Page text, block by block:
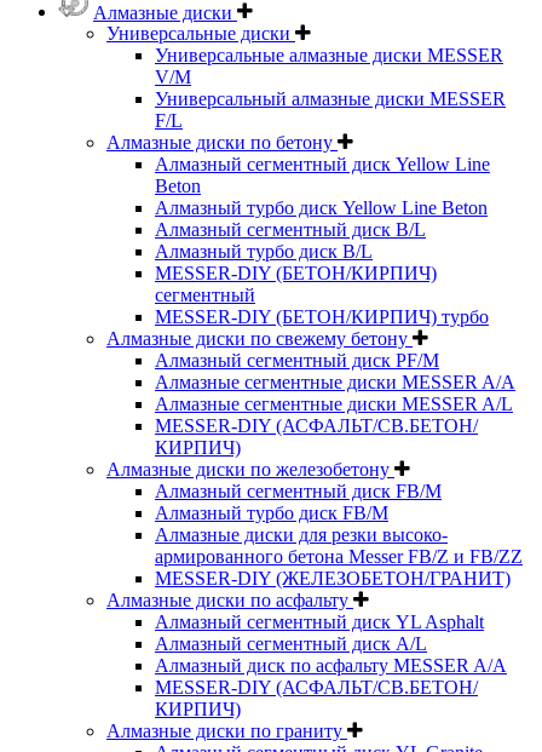
Алмазные диски
Универсальные диски
Универсальные алмазные диски MESSER
V/M
Универсальный алмазные диски MESSER
F/L
Алмазные диски по бетону
Алмазный сегментный диск Yellow Line
Beton
Алмазный турбо диск Yellow Line Beton
Алмазный сегментный диск B/L
Алмазный турбо диск B/L
MESSER-DIY (БЕТОН/КИРПИЧ)
сегментный
MESSER-DIY (БЕТОН/КИРПИЧ) турбо
Алмазные диски по свежему бетону
Алмазный сегментный диск PF/M
Алмазные сегментные диски MESSER A/A
Алмазные сегментные диски MESSER A/L
MESSER-DIY (АСФАЛЬТ/СВ.БЕТОН/
КИРПИЧ)
Алмазные диски по железобетону
Алмазный сегментный диск FB/M
Алмазный турбо диск FB/M
Алмазные диски для резки высоко-
армированного бетона Messer FB/Z и FB/ZZ
MESSER-DIY (ЖЕЛЕЗОБЕТОН/ГРАНИТ)
Алмазные диски по асфальту
Алмазный сегментный диск YL Asphalt
Алмазный сегментный диск A/L
Алмазный диск по асфальту MESSER A/A
MESSER-DIY (АСФАЛЬТ/СВ.БЕТОН/
КИРПИЧ)
Алмазные диски по граниту